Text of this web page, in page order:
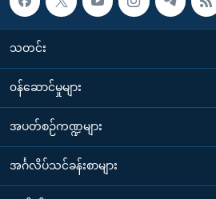
သတင်း
၀န်ဆောင်မှုများ
အပတ်စဉ်ကဏ္ဍများ
အင်္ဂလိပ်သင်ခန်းစာများ